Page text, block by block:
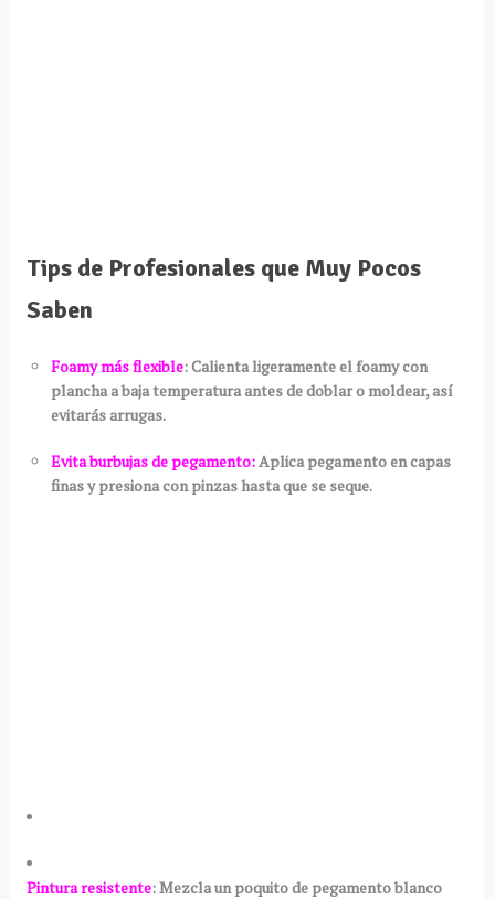
Tips de Profesionales que Muy Pocos
Saben
Foamy más flexible: Calienta ligeramente el foamy con
plancha a baja temperatura antes de doblar o moldear, así
evitarás arrugas.
Evita burbujas de pegamento: Aplica pegamento en capas
finas y presiona con pinzas hasta que se seque.
Pintura resistente:Mezcla un poquito de pegamento blanco